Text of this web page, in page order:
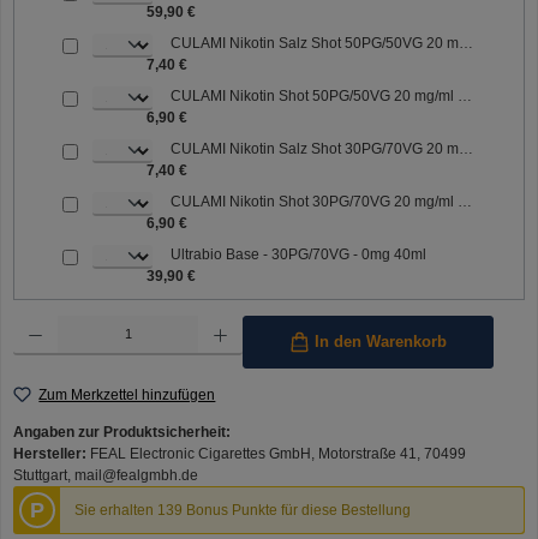
59,90 €
CULAMI Nikotin Salz Shot 50PG/50VG 20 mg/ml Sorte: 50PG/50VG
7,40 €
CULAMI Nikotin Shot 50PG/50VG 20 mg/ml Sorte: 50PG/50VG
6,90 €
CULAMI Nikotin Salz Shot 30PG/70VG 20 mg/ml Sorte: 30PG/70VG
7,40 €
CULAMI Nikotin Shot 30PG/70VG 20 mg/ml Sorte: 30PG/70VG
6,90 €
Ultrabio Base - 30PG/70VG - 0mg 40ml
39,90 €
Produkt Anzahl: Gib den gewünschten Wert ein oder benutze die Schaltflächen um die
In den Warenkorb
Zum Merkzettel hinzufügen
Angaben zur Produktsicherheit:
Hersteller: FEAL Electronic Cigarettes GmbH, Motorstraße 41, 70499
Stuttgart, mail@fealgmbh.de
P Sie erhalten 139 Bonus Punkte für diese Bestellung